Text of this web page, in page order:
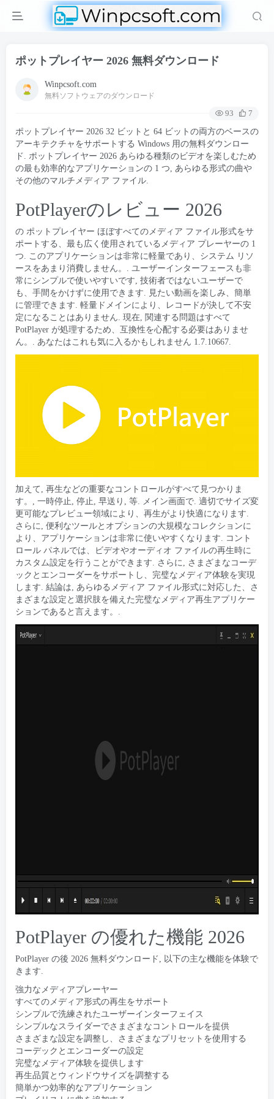
ポットプレイヤー 2026 無料ダウンロード
Winpcsoft.com
無料ソフトウェアのダウンロード
93
7
ポットプレイヤー 2026 32 ビットと 64 ビットの両方のベースの
アーキテクチャをサポートする Windows 用の無料ダウンロー
ド. ポットプレイヤー 2026 あらゆる種類のビデオを楽しむため
の最も効率的なアプリケーションの 1 つ, あらゆる形式の曲や
その他のマルチメディア ファイル.
PotPlayerのレビュー 2026
の ポットプレイヤー ほぼすべてのメディア ファイル形式をサ
ポートする、最も広く使用されているメディア プレーヤーの 1
つ. このアプリケーションは非常に軽量であり、システム リソ
ースをあまり消費しません。. ユーザーインターフェースも非
常にシンプルで使いやすいです, 技術者ではないユーザーで
も、手間をかけずに使用できます. 見たい動画を楽しみ、簡単
に管理できます. 軽量ドメインにより、レコードが決して不安
定になることはありません. 現在, 関連する問題はすべて
PotPlayer が処理するため、互換性を心配する必要はありませ
ん。. あなたはこれも気に入るかもしれません 1.7.10667.
加えて, 再生などの重要なコントロールがすべて見つかりま
す。, 一時停止, 停止, 早送り, 等. メイン画面で. 適切でサイズ変
更可能なプレビュー領域により、再生がより快適になります.
さらに, 便利なツールとオプションの大規模なコレクションに
より、アプリケーションは非常に使いやすくなります. コント
ロール パネルでは、ビデオやオーディオ ファイルの再生時に
カスタム設定を行うことができます. さらに, さまざまなコーデ
ックとエンコーダーをサポートし、完璧なメディア体験を実現
します. 結論は, あらゆるメディア ファイル形式に対応した、さ
まざまな設定と選択肢を備えた完璧なメディア再生アプリケー
ションであると言えます。.
PotPlayer の優れた機能 2026
PotPlayer の後 2026 無料ダウンロード, 以下の主な機能を体験で
きます.
強力なメディアプレーヤー
すべてのメディア形式の再生をサポート
シンプルで洗練されたユーザーインターフェイス
シンプルなスライダーでさまざまなコントロールを提供
さまざまな設定を調整し、さまざまなプリセットを使用する
コーデックとエンコーダーの設定
完璧なメディア体験を提供します
再生品質とウィンドウサイズを調整する
簡単かつ効率的なアプリケーション